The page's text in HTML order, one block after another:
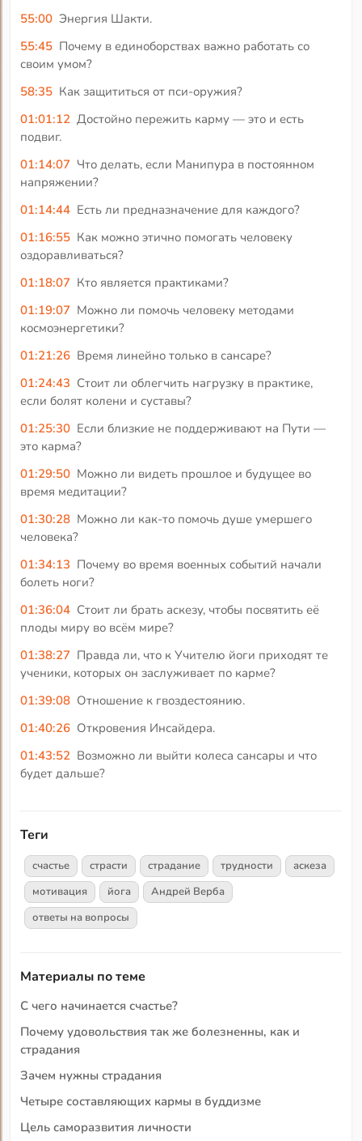
55:00 Энергия Шакти.
55:45 Почему в единоборствах важно работать со
своим умом?
58:35 Как защититься от пси-оружия?
01:01:12 Достойно пережить карму — это и есть
подвиг.
01:14:07 Что делать, если Манипура в постоянном
напряжении?
01:14:44 Есть ли предназначение для каждого?
01:16:55 Как можно этично помогать человеку
оздоравливаться?
01:18:07 Кто является практиками?
01:19:07 Можно ли помочь человеку методами
космоэнергетики?
01:21:26 Время линейно только в сансаре?
01:24:43 Стоит ли облегчить нагрузку в практике,
если болят колени и суставы?
01:25:30 Если близкие не поддерживают на Пути —
это карма?
01:29:50 Можно ли видеть прошлое и будущее во
время медитации?
01:30:28 Можно ли как-то помочь душе умершего
человека?
01:34:13 Почему во время военных событий начали
болеть ноги?
01:36:04 Стоит ли брать аскезу, чтобы посвятить её
плоды миру во всём мире?
01:38:27 Правда ли, что к Учителю йоги приходят те
ученики, которых он заслуживает по карме?
01:39:08 Отношение к гвоздестоянию.
01:40:26 Откровения Инсайдера.
01:43:52 Возможно ли выйти колеса сансары и что
будет дальше?
Теги
счастье страсти страдание трудности
аскеза
мотивация
йога
Андрей Верба
ответы на вопросы
Материалы по теме
С чего начинается счастье?
Почему удовольствия так же болезненны, как и
страдания
Зачем нужны страдания
Четыре составляющих кармы в буддизме
Цель саморазвития личности